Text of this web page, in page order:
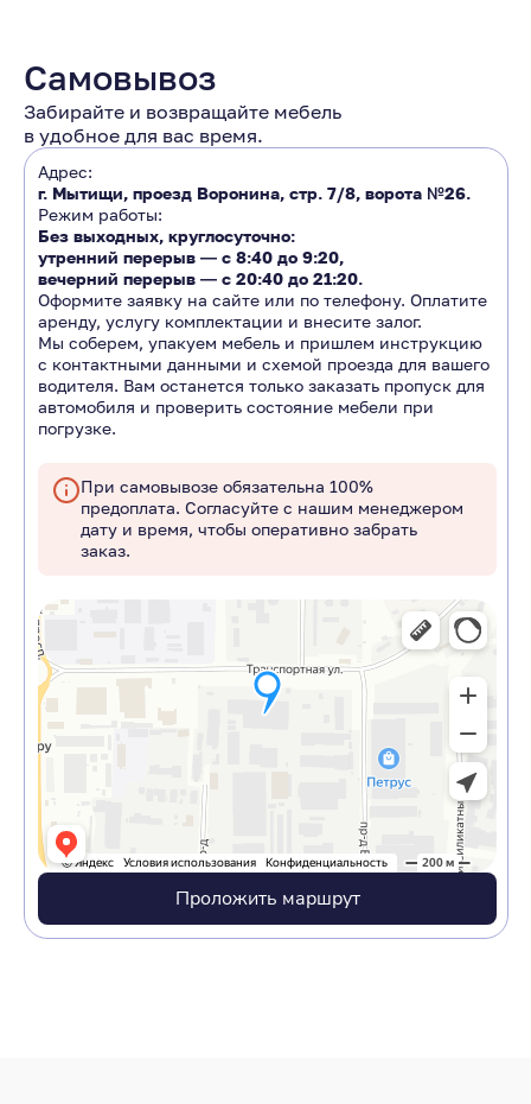
Самовывоз
Забирайте и возвращайте мебель
в удобное для вас время.
Адрес:
г. Мытищи, проезд Воронина, стр. 7/8, ворота №26.
Режим работы:
Без выходных, круглосуточно:
утренний перерыв ― с 8:40 до 9:20,
вечерний перерыв ― с 20:40 до 21:20.
Оформите заявку на сайте или по телефону. Оплатите
аренду, услугу комплектации и внесите залог.
Мы соберем, упакуем мебель и пришлем инструкцию
с контактными данными и схемой проезда для вашего
водителя. Вам останется только заказать пропуск для
автомобиля и проверить состояние мебели при
погрузке.
При самовывозе обязательна 100%
предоплата. Согласуйте с нашим менеджером
дату и время, чтобы оперативно забрать
заказ.
Проложить маршрут